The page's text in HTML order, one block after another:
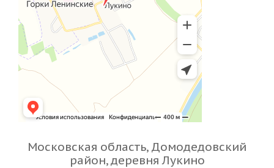
Московская область, Домодедовский
район, деревня Лукино